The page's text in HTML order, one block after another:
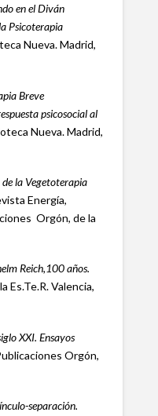
en el Diván
Psicoterapia
Nueva. Madrid,
Breve
psicosocial al
Nueva. Madrid,
la Vegetoterapia
Energía,
Orgón, de la
Reich,100 años.
Es.Te.R. Valencia,
XXI. Ensayos
Orgón,
separación.